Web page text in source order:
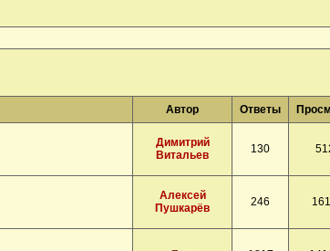
Автор Ответы
Димитрий
Витальев
130
Алексей
Пушкарёв
246